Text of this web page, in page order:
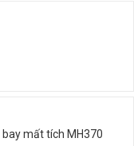
mất tích MH370